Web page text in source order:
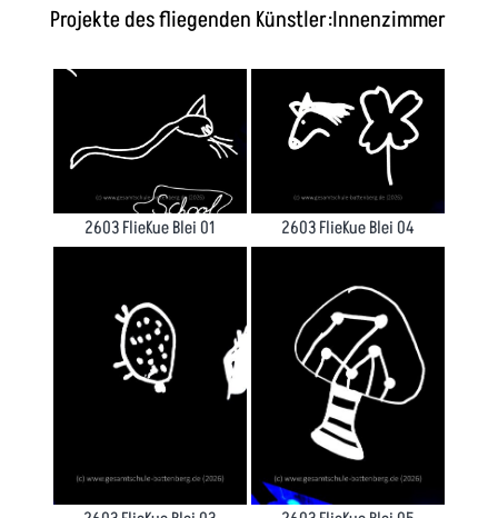
Projekte des fliegenden Künstler:Innenzimmer
2603 FlieKue Blei 01 2603 FlieKue Blei 04